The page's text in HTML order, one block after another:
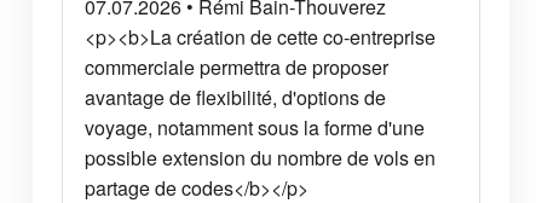
07.07.2026 • Rémi Bain-Thouverez
<p><b>La création de cette co-entreprise
commerciale permettra de proposer
avantage de flexibilité, d'options de
voyage, notamment sous la forme d'une
possible extension du nombre de vols en
partage de codes</b></p>